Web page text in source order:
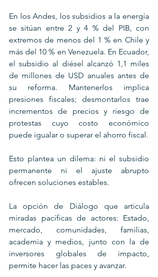
En los Andes, los subsidios a la energía
se sitúan entre 2 y 4 % del PIB, con
extremos de menos del 1 % en Chile y
más del 10 % en Venezuela. En Ecuador,
el subsidio al diésel alcanzó 1,1 miles
de millones de USD anuales antes de
su reforma. Mantenerlos implica
presiones fiscales; desmontarlos trae
incrementos de precios y riesgo de
protestas cuyo costo económico
puede igualar o superar el ahorro fiscal.
Esto plantea un dilema: ni el subsidio
permanente ni el ajuste abrupto
ofrecen soluciones estables.
La opción de Diálogo que articula
miradas pacíficas de actores: Estado,
mercado, comunidades, familias,
academia y medios, junto con la de
inversores globales de impacto,
permite hacer las paces y avanzar.